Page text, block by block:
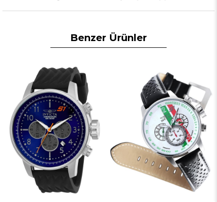
Benzer Ürünler